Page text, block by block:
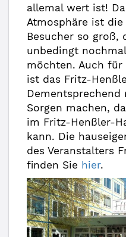
allemal wert ist!
Atmosphäre ist
Besucher so groß,
unbedingt
möchten. Auch
ist das Fritz-
Dementsprechend
Sorgen machen,
im Fritz-Henßler-
kann. Die
des Veranstalters
finden Sie hier.